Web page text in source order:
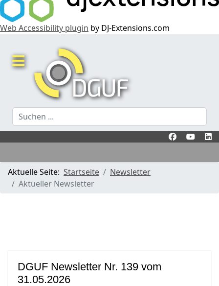
Web Accessibility plugin by DJ-Extensions.com
Suchen
...
Aktuelle Seite: Startseite
Newsletter
Aktueller Newsletter
DGUF Newsletter Nr. 139 vom
31.05.2026